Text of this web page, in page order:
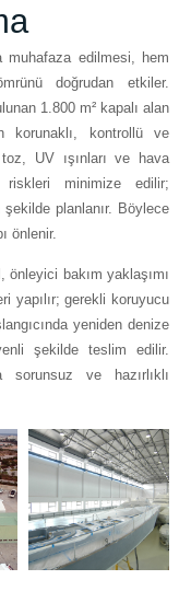
muhafaza edilmesi, hem
doğrudan etkiler.
1.800 m² kapalı alan
korunaklı, kontrollü ve
UV ışınları ve hava
riskleri minimize edilir;
planlanır. Böylece
önlenir.
önleyici bakım yaklaşımı
yapılır; gerekli koruyucu
yeniden denize
şekilde teslim edilir.
ve hazırlıklı